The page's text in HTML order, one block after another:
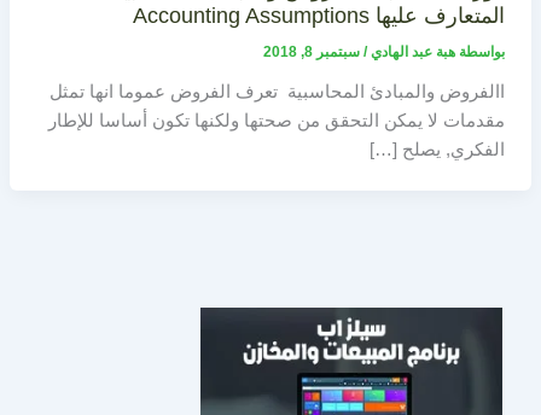
المتعارف عليها Accounting Assumptions
بواسطة هبة عبد الهادي/ سبتمبر 8, 2018
االفروض والمبادئ المحاسبية تعرف الفروض عموما انها تمثل
مقدمات لا يمكن التحقق من صحتها ولكنها تكون أساسا للإطار
الفكري, يصلح […]